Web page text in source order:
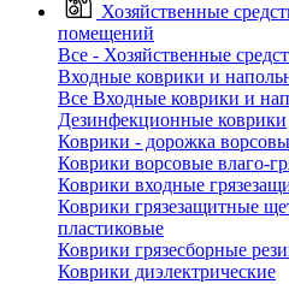
Хозяйственные
помещений
Все - Хозяйственные
Входные коврики и
Все Входные коврики и
Дезинфекционные коврики
Коврики - дорожка
Коврики ворсовые влаго-
Коврики входные
Коврики грязезащитные
пластиковые
Коврики грязесборные
Коврики диэлектрические